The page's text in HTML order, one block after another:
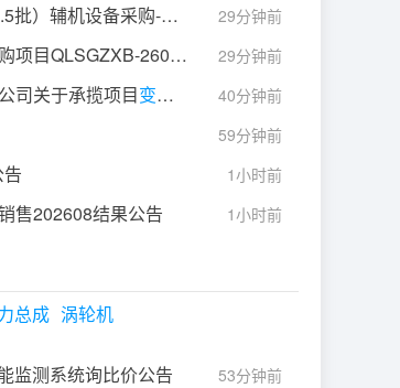
9～10m招标公告
）项目绿化移栽工程专业分包公开询比采购终止
）辅机设备采购-招标公告 29分钟前
260730-0246变更公告 29分钟前
司关于承揽项目变压器 及电力电缆采购项目中选
40分钟前
59分钟前
1小时前
售202608结果公告 1小时前
风机吊装设备及安装工程Ⅰ标段采购项目终止
总成 涡轮机
监测系统询比价公告 53分钟前